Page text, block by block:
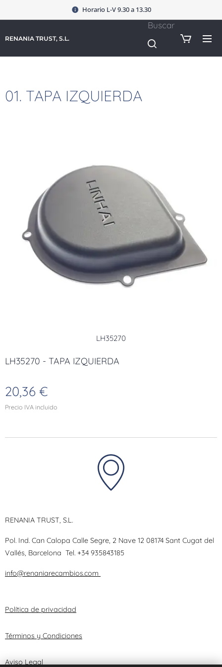
Horario L-V 9.30 a 13.30
RENANIA TRUST, S.L.
Buscar
01. TAPA IZQUIERDA
LH35270
LH35270 - TAPA IZQUIERDA
20,36 €
Precio IVA incluido
RENANIA TRUST, S.L.
Pol. Ind. Can Calopa Calle Segre, 2 Nave 12 08174 Sant Cugat del
Vallés, Barcelona Tel. +34 935843185
info@renaniarecambios.com
Política de privacidad
Términos y Condiciones
Aviso Legal